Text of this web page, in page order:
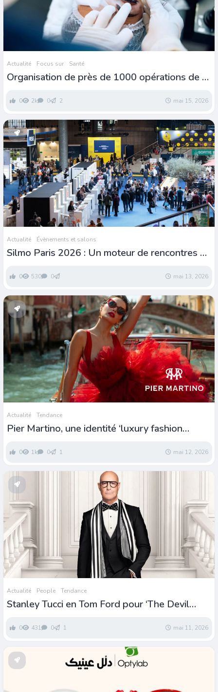
Actualité Focus sur Santé
Organisation de près de 1000 opérations de la
0 2k 0 2 mai 15, 2026
Actualité Évènements et salons
Silmo Paris 2026 : Un moteur de rencontres et
0 530 0 mai 13, 2026
Actualité Tendance
Pier Martino, une identité ‘luxury fashion
0 1k 0 1 mai 12, 2026
Actualité People Tendance
Stanley Tucci en Tom Ford pour ‘The Devil
0 431 0 1 mai 11, 2026